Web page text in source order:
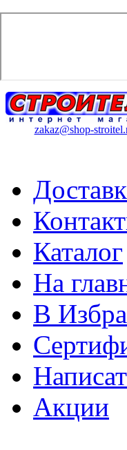
zakaz@shop-
Каталог
На
В
Акции